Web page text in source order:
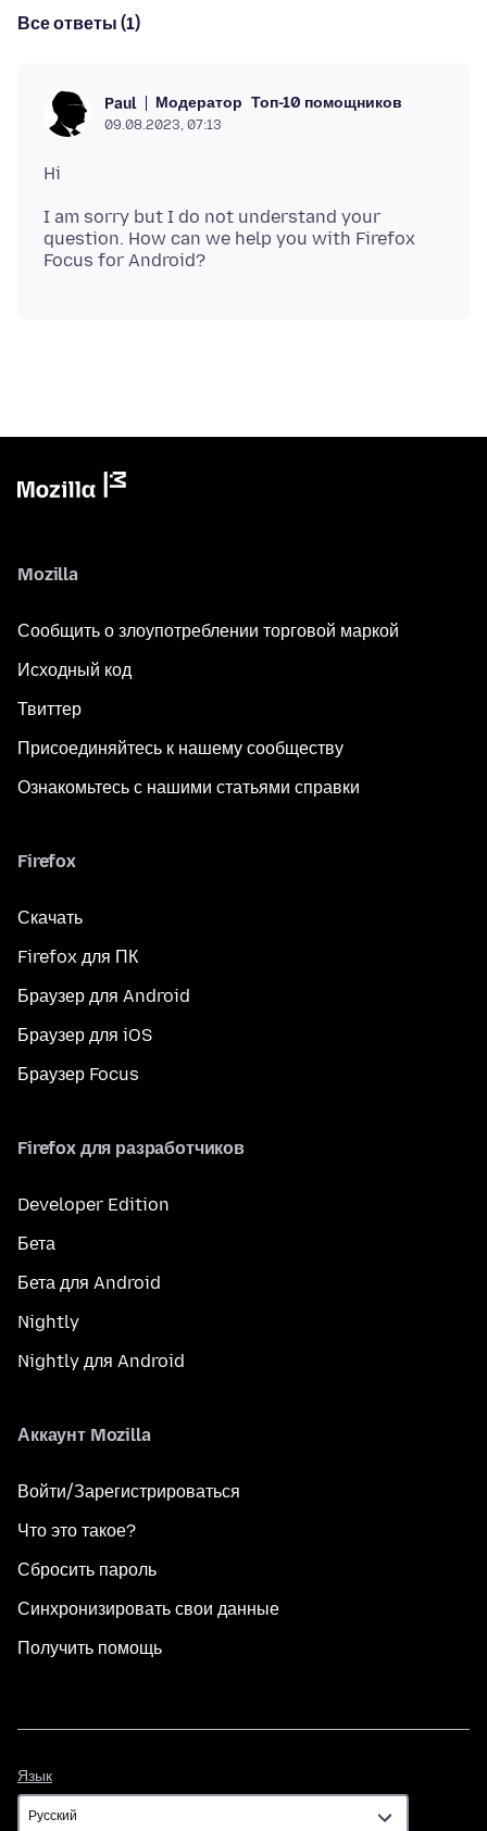
Все ответы (1)
Paul Модератор Топ-10 помощников
09.08.2023, 07:13
I am sorry but I do not understand your
question. How can we help you with Firefox
Mozilla
Сообщить о злоупотреблении торговой маркой
Исходный код
Твиттер
Присоединяйтесь к нашему сообществу
Ознакомьтесь с нашими статьями справки
Firefox
Скачать
Firefox для ПК
Браузер для Android
Браузер для iOS
Браузер Focus
Firefox для разработчиков
Developer Edition
Бета
Бета для Android
Nightly
Nightly для Android
Аккаунт Mozilla
Войти/Зарегистрироваться
Что это такое?
Сбросить пароль
Синхронизировать свои данные
Получить помощь
Язык